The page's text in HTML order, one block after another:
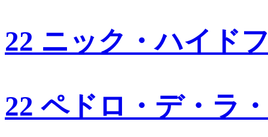
22 ニック・ハイド
22 ペドロ・デ・ラ